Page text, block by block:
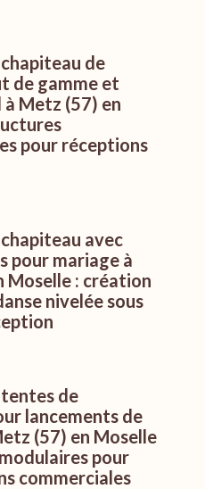
de
de gamme et
Metz (57) en
pour réceptions
avec
pour mariage à
Moselle : création
nivelée sous
de
lancements de
(57) en Moselle
pour
commerciales